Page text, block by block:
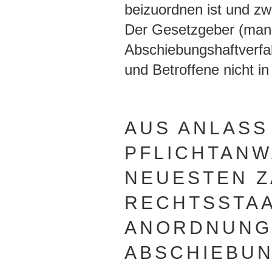
beizuordnen ist und
Der Gesetzgeber
und Betroffene nicht
AUS
NEUESTEN